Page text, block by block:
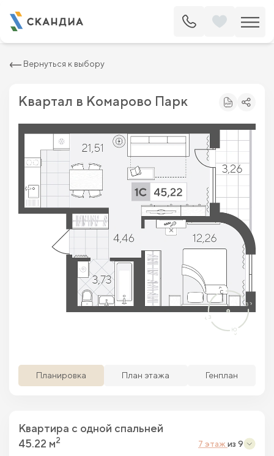
Вернуться к выбору
Квартал в Комарово Парк
Планировка План этажа Генплан
Квартира c одной спальней
45.22 м2 7 этаж из 9
Квартира c одной спальней 45.22 м
6 415 200 ₽7 290 000 ₽